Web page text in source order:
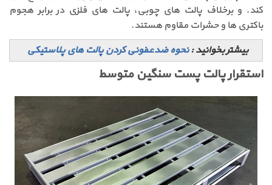
کند. و برخلاف پالت های چوبی، پالت های فلزی در برابر هجوم
باکتری ها و حشرات مقاوم هستند.
بیشتر بخوانید :نحوه ضدعفونی کردن پالت های پلاستیکی
استقرار پالت پست سنگین متوسط